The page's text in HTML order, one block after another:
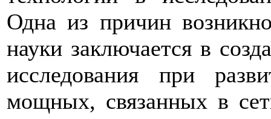
Одна из причин
науки заключается в
исследования при
мощных, связанных в